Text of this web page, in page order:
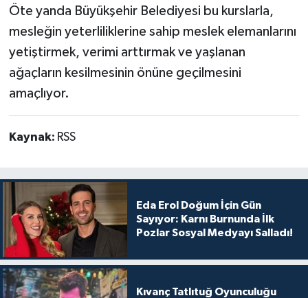
Öte yanda Büyükşehir Belediyesi bu kurslarla,
mesleğin yeterliliklerine sahip meslek elemanlarını
yetiştirmek, verimi arttırmak ve yaşlanan
ağaçların kesilmesinin önüne geçilmesini
amaçlıyor.
Kaynak: RSS
Eda Erol Doğum İçin Gün
Sayıyor: Karnı Burnunda İlk
Pozlar Sosyal Medyayı Salladı!
Kıvanç Tatlıtuğ Oyunculuğu